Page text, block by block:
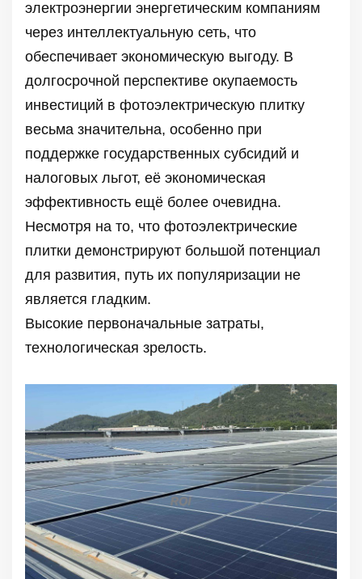
электроэнергии энергетическим компаниям
через интеллектуальную сеть, что
обеспечивает экономическую выгоду. В
долгосрочной перспективе окупаемость
инвестиций в фотоэлектрическую плитку
весьма значительна, особенно при
поддержке государственных субсидий и
налоговых льгот, её экономическая
эффективность ещё более очевидна.
Несмотря на то, что фотоэлектрические
плитки демонстрируют большой потенциал
для развития, путь их популяризации не
является гладким.
Высокие первоначальные затраты,
технологическая зрелость.